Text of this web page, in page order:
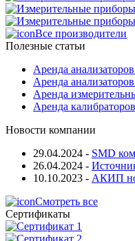
Все производители
Полезные статьи
Аренда
Аренда
Аренда
Аренда калибраторов
Новости компании
29.04.2024 - SMD
26.04.2024 -
10.10.2023 - АКИП
Смотреть все
Сертификаты